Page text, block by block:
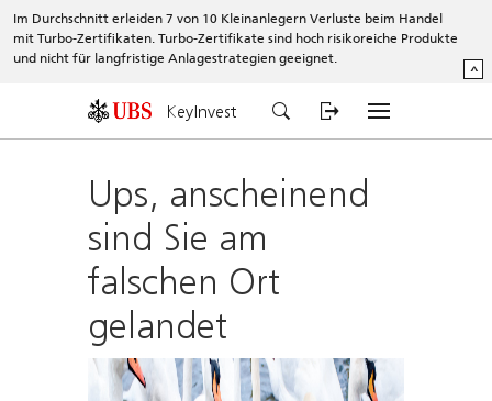
Im Durchschnitt erleiden 7 von 10 Kleinanlegern Verluste beim Handel
mit Turbo-Zertifikaten. Turbo-Zertifikate sind hoch risikoreiche Produkte
und nicht für langfristige Anlagestrategien geeignet.
^
KeyInvest
Ups, anscheinend
sind Sie am
falschen Ort
gelandet